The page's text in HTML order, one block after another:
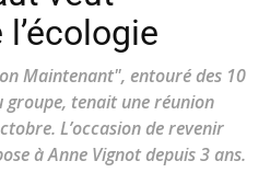
l’écologie
Maintenant", entouré des 10
groupe, tenait une réunion
L’occasion de revenir
à Anne Vignot depuis 3 ans.